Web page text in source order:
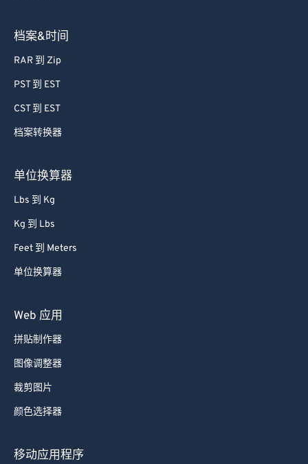
档案&时间
RAR 到 Zip
PST 到 EST
CST 到 EST
档案转换器
单位换算器
Lbs 到 Kg
Kg 到 Lbs
Feet 到 Meters
单位换算器
Web 应用
拼贴制作器
图像调整器
裁剪图片
颜色选择器
移动应用程序